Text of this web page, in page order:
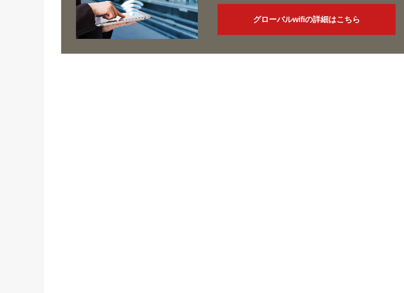
グローバルwifiの詳細はこちら